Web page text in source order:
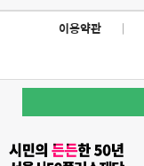
이용약관 |